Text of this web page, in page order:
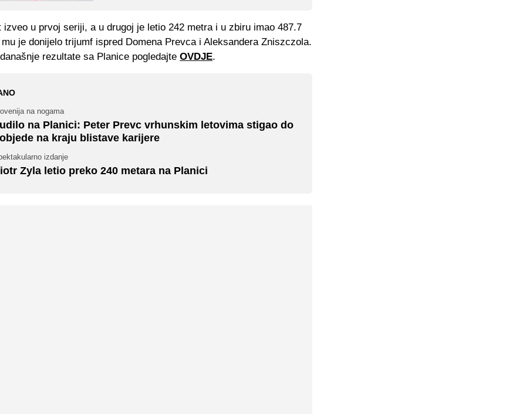
izveo u prvoj seriji, a u drugoj je letio 242 metra i u zbiru imao 487.7
je donijelo trijumf ispred Domena Prevca i Aleksandera Zniszczola.
rezultate sa Planice pogledajte OVDJE.
na nogama
na Planici: Peter Prevc vrhunskim letovima stigao do
na kraju blistave karijere
izdanje
Zyla letio preko 240 metara na Planici